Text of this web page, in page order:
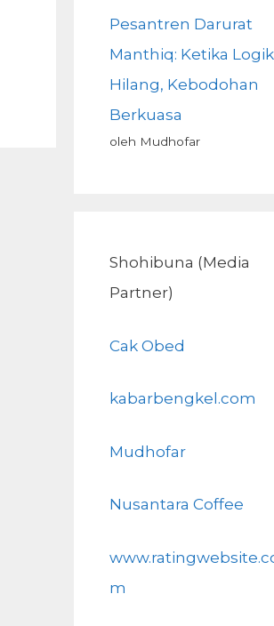
Pesantren Darurat
Manthiq: Ketika
Hilang, Kebodohan
Berkuasa
oleh Mudhofar
Shohibuna (Media
Partner)
Cak Obed
kabarbengkel.com
Mudhofar
Nusantara Coffee
m